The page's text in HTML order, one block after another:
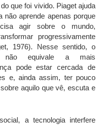
que foi vivido. Piaget ajuda
não aprende apenas porque
agir sobre o mundo,
progressivamente
1976). Nesse sentido, o
não equivale a mais
pode estar cercada de
e, ainda assim, ter pouco
aquilo que vê, escuta e
a tecnologia interfere